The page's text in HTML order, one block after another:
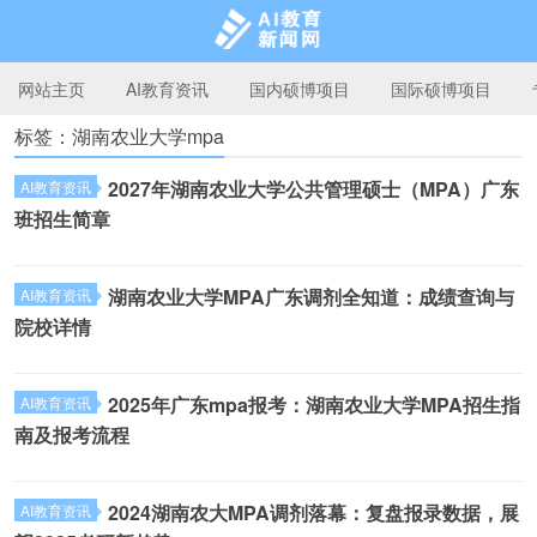
AI教育新闻网
网站主页 AI教育资讯 国内硕博项目 国际硕博项目
标签：湖南农业大学mpa
AI教育资讯
2027年湖南农业大学公共管理硕士（MPA）广东
班招生简章
AI教育资讯
湖南农业大学MPA广东调剂全知道：成绩查询与
院校详情
AI教育资讯
2025年广东mpa报考：湖南农业大学MPA招生指
南及报考流程
AI教育资讯
2024湖南农大MPA调剂落幕：复盘报录数据，展